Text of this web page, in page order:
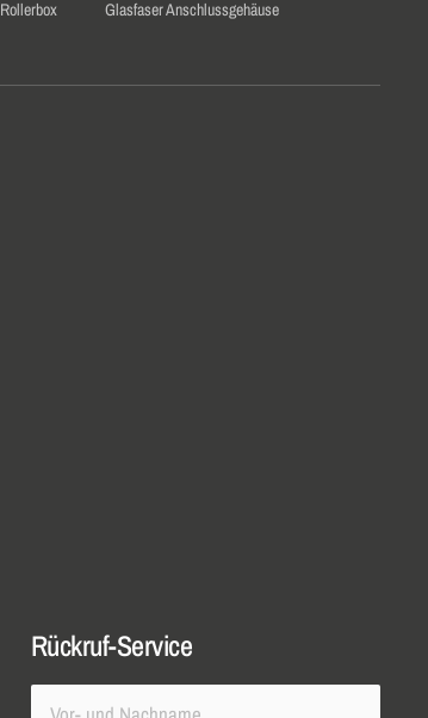
Rollerbox Glasfaser Anschlussgehäuse
Rückruf-Service